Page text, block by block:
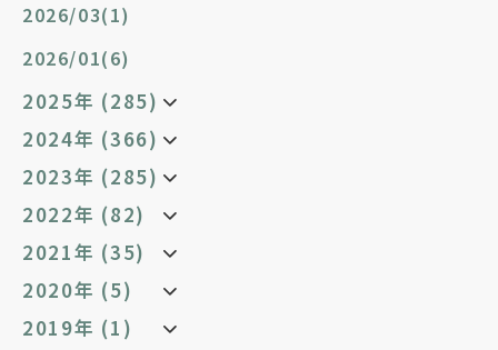
2026/03(1)
2026/01(6)
2025年 (285)
2024年 (366)
2023年 (285)
2022年 (82)
2021年 (35)
2020年 (5)
2019年 (1)